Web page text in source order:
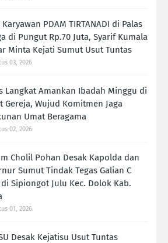
PDAM TIRTANADI di Palas
di Pungut Rp.70 Juta, Syarif Kumala
Minta Kejati Sumut Usut Tuntas
03, 2026
Langkat Amankan Ibadah Minggu di
Gereja, Wujud Komitmen Jaga
Umat Beragama
02, 2026
Cholil Pohan Desak Kapolda dan
Sumut Tindak Tegas Galian C
Sipiongot Julu Kec. Dolok Kab.
01, 2026
Desak Kejatisu Usut Tuntas